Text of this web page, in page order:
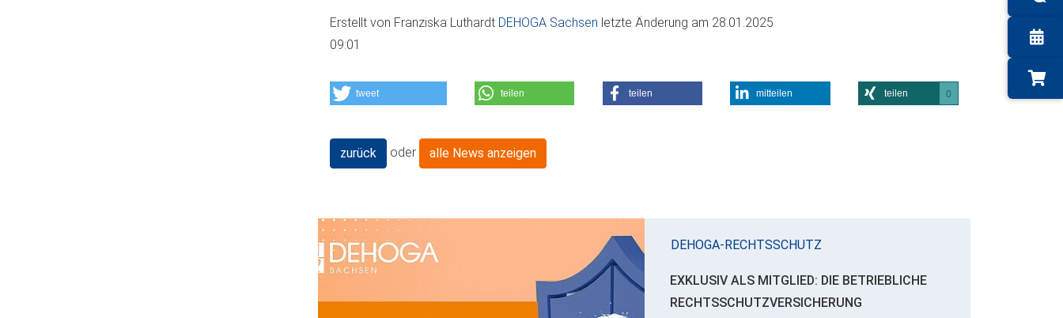
Erstellt von Franziska Luthardt DEHOGA Sachsen letzte Änderung am 28.01.2025
09:01
tweet teilen teilen mitteilen teilen 0
zurück oder alle News anzeigen
DEHOGA-RECHTSSCHUTZ
EXKLUSIV ALS MITGLIED: DIE BETRIEBLICHE
RECHTSSCHUTZVERSICHERUNG